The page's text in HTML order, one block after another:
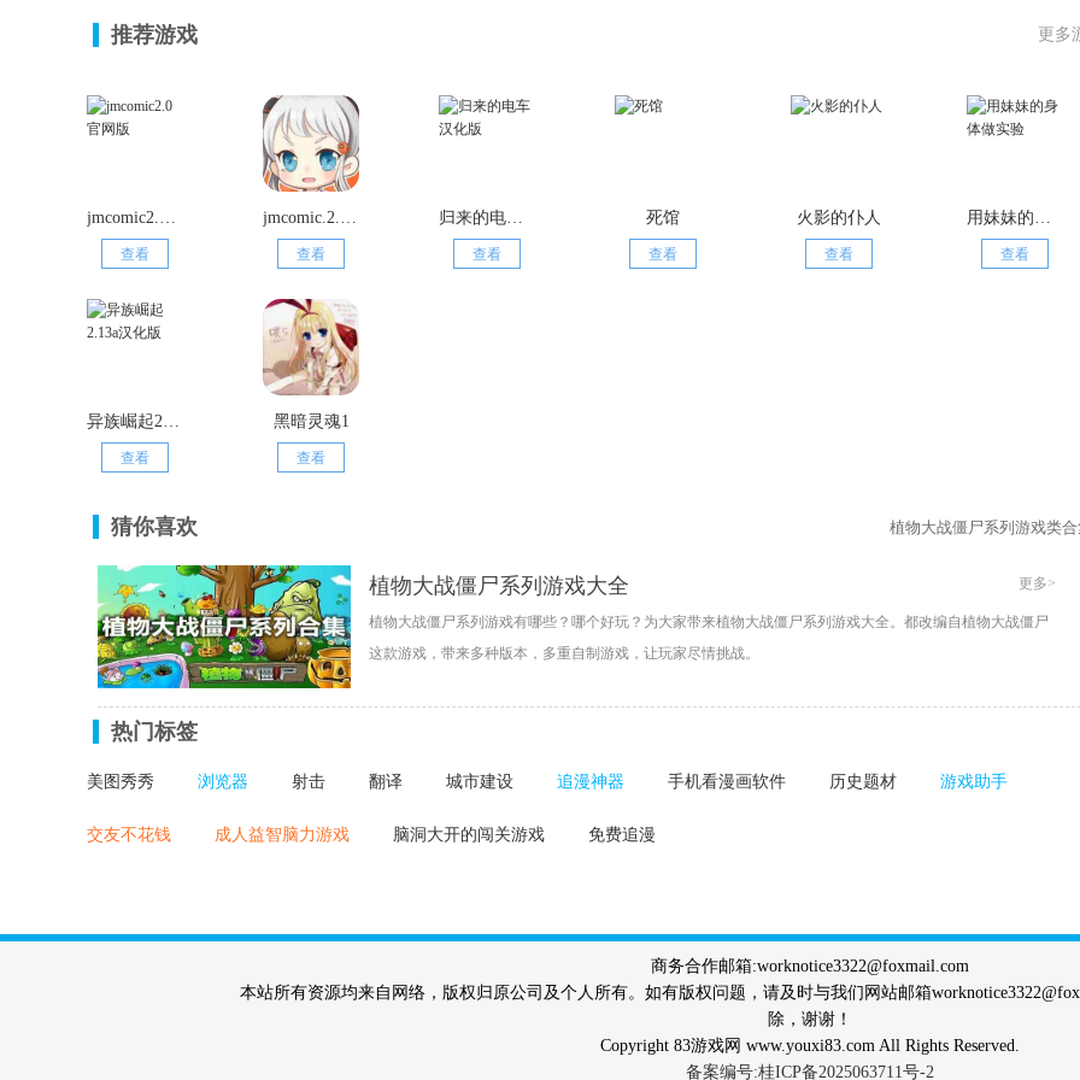
推荐游戏 更多
jmcomic2.0官网版
查看
jmcomic.2.0.mic
查看
归来的电车汉化版
查看
死馆
查看
火影的仆人
查看
用妹妹的身体做实验
查看
异族崛起2.13a汉化版
查看
黑暗灵魂1
查看
猜你喜欢 植物大战僵尸系列游戏类
植物大战僵尸系列游戏大全 更多>
植物大战僵尸系列游戏有哪些？哪个好玩？为大家带来植物大战僵尸系列游戏大全。都改编自植物大战僵尸
这款游戏，带来多种版本，多重自制游戏，让玩家尽情挑战。
热门标签
美图秀秀 浏览器 射击 翻译 城市建设 追漫神器 手机看漫画软件 历史题材 游戏助手
交友不花钱 成人益智脑力游戏 脑洞大开的闯关游戏 免费追漫
商务合作邮箱:worknotice3322@foxmail.com
本站所有资源均来自网络，版权归原公司及个人所有。如有版权问题，请及时与我们网站邮箱
除，谢谢！
Copyright 83游戏网 www.youxi83.com All Rights Reserved.
备案编号:桂ICP备2025063711号-2